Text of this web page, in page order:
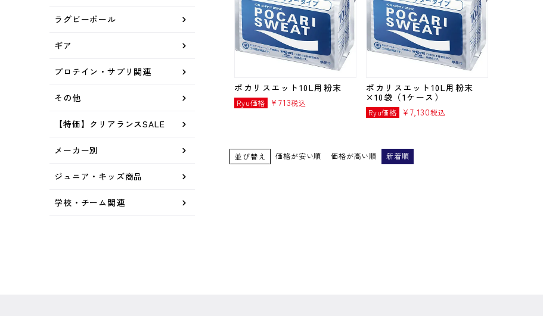
ラグビーボール
ギア
プロテイン・サプリ関連
その他
【特価】クリアランスSALE
メーカー別
ジュニア・キッズ商品
学校・チーム関連
ポカリスエット10L用粉末
Ryu価格 ¥713税込
ポカリスエット10L用粉末
×10袋（1ケース）
Ryu価格 ¥ 7,130税込
並び替え 価格が安い順 価格が高い順 新着順